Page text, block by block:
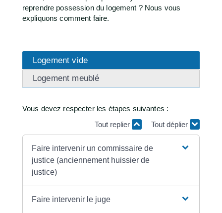
reprendre possession du logement ? Nous vous
expliquons comment faire.
Logement vide
Logement meublé
Vous devez respecter les étapes suivantes :
Tout replier
Tout déplier
Faire intervenir un commissaire de
justice (anciennement huissier de
justice)
Faire intervenir le juge